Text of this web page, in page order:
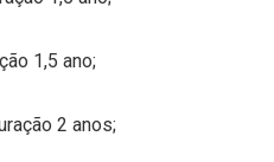
1,5 ano;
2 anos;